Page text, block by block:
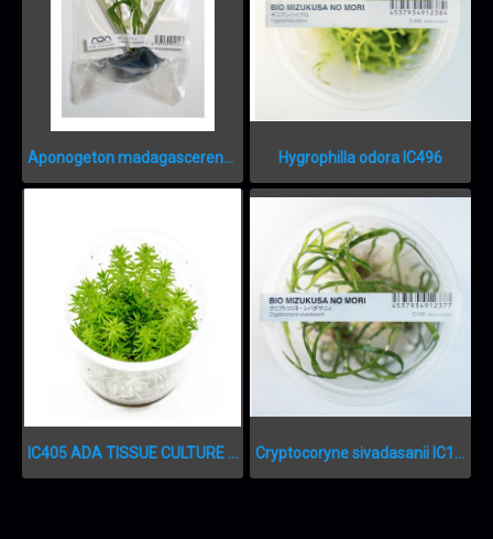
Aponogeton madagascerensis IC300 Hygrophilla odora IC496
IC405 ADA TISSUE CULTURE - POGOSTEMON ERECTUS Cryptocoryne sivadasanii IC199